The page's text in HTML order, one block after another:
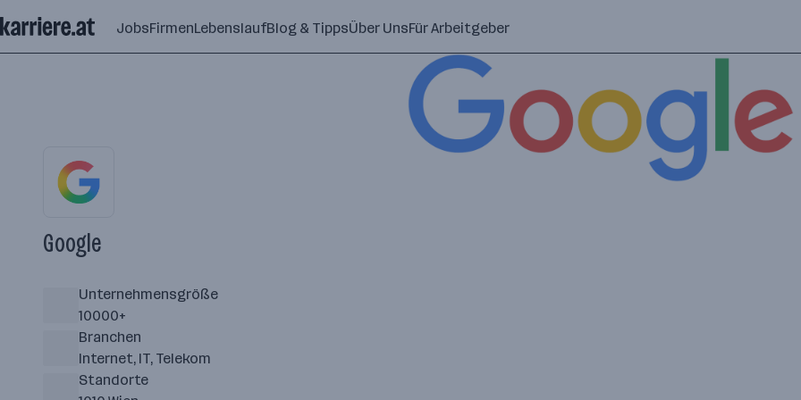
Seiteninhalt
springen
JobsFirmenLebenslaufBlog & TippsÜber UnsFür Arbeitgeber
Google
Unternehmensgröße
10000+
Branchen
Internet, IT, Telekom
Standorte